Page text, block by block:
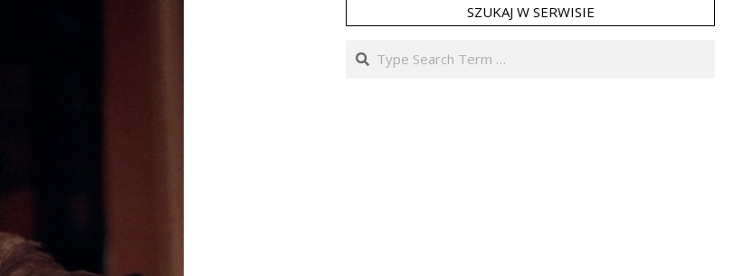
SZUKAJ W SERWISIE
Search